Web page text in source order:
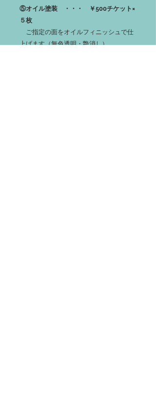
⑤オイル塗装 ・・・ ￥500チケット×
５枚
ご指定の面をオイルフィニッシュで仕
上げます（無色透明・艶消し）